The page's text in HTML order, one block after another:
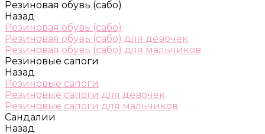
Резиновая обувь (сабо)
Назад
Резиновая обувь (сабо)
Резиновая обувь (сабо) для девочек
Резиновая обувь (сабо) для мальчиков
Резиновые сапоги
Назад
Резиновые сапоги
Резиновые сапоги для девочек
Резиновые сапоги для мальчиков
Сандалии
Назад